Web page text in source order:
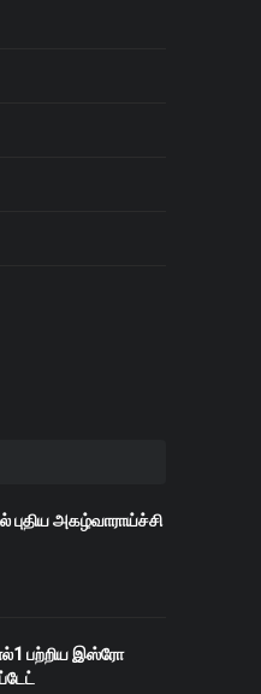
புதிய அகழ்வாராய்ச்சி
பற்றிய இஸ்ரோ